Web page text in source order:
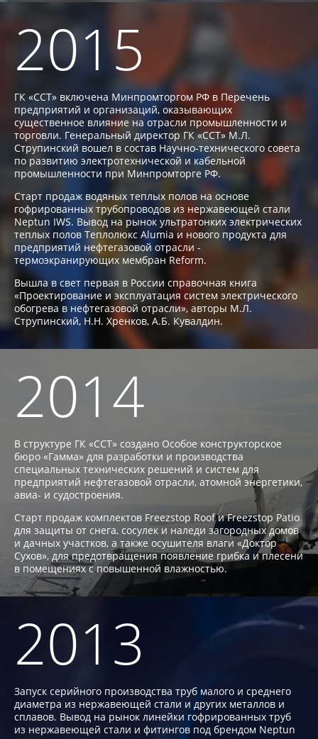
2015
ГК «ССТ» включена Минпромторгом РФ в Перечень
предприятий и организаций, оказывающих
существенное влияние на отрасли промышленности и
торговли. Генеральный директор ГК «ССТ» М.Л.
Струпинский вошел в состав Научно-технического совета
по развитию электротехнической и кабельной
промышленности при Минпромторге РФ.
Старт продаж водяных теплых полов на основе
гофрированных трубопроводов из нержавеющей стали
Neptun IWS. Вывод на рынок ультратонких электрических
теплых полов Теплолюкс Alumia и нового продукта для
предприятий нефтегазовой отрасли -
термоэкранирующих мембран Reform.
Вышла в свет первая в России справочная книга
«Проектирование и эксплуатация систем электрического
обогрева в нефтегазовой отрасли», авторы М.Л.
Струпинский, Н.Н. Хренков, А.Б. Кувалдин.
2014
В структуре ГК «ССТ» создано Особое конструкторское
бюро «Гамма» для разработки и производства
специальных технических решений и систем для
предприятий нефтегазовой отрасли, атомной энергетики,
авиа- и судостроения.
Старт продаж комплектов Freezstop Roof и Freezstop Patio
для защиты от снега, сосулек и наледи загородных домов
и дачных участков, а также осушителя влаги «Доктор
Сухов», для предотвращения появление грибка и плесени
в помещениях с повышенной влажностью.
2013
Запуск серийного производства труб малого и среднего
диаметра из нержавеющей стали и других металлов и
сплавов. Вывод на рынок линейки гофрированных труб
из нержавеющей стали и фитингов под брендом Neptun